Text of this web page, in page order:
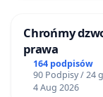
Chrońmy
prawa
164 podpisów
90 Podpisy / 24
4 Aug 2026